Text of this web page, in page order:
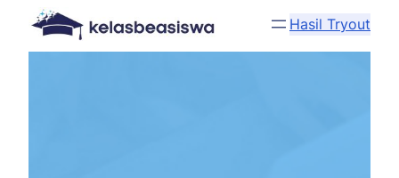
Hasil Tryout